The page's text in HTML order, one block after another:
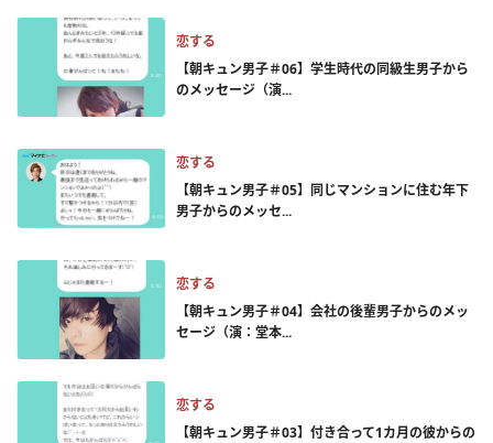
恋する
【朝キュン男子＃06】学生時代の同級生男子から
のメッセージ（演...
恋する
【朝キュン男子＃05】同じマンションに住む年下
男子からのメッセ...
恋する
【朝キュン男子＃04】会社の後輩男子からのメッ
セージ（演：堂本...
恋する
【朝キュン男子＃03】付き合って1カ月の彼からの